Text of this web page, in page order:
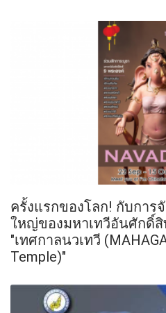
ครั้งแรกของโลก! กับการ
ใหญ่ของมหาเทวีอันศักดิ์สิ
"เทศกาลนวเทวี
Temple)"